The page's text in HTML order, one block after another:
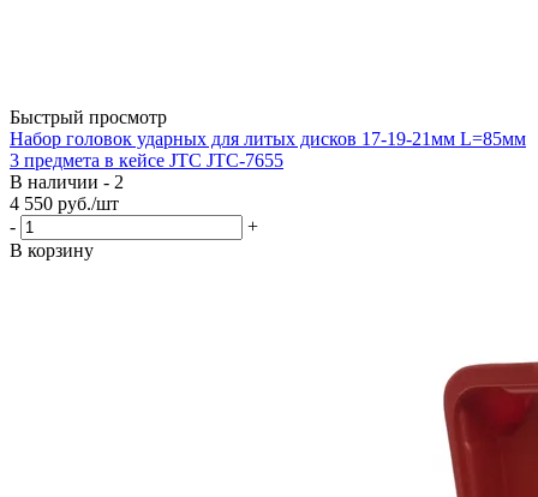
Быстрый просмотр
Набор головок ударных для литых дисков 17-19-21мм L=85мм
3 предмета в кейсе JTC JTC-7655
В наличии - 2
4 550 руб./шт
-
+
В корзину